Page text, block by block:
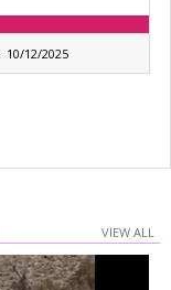
10/12/2025
VIEW ALL